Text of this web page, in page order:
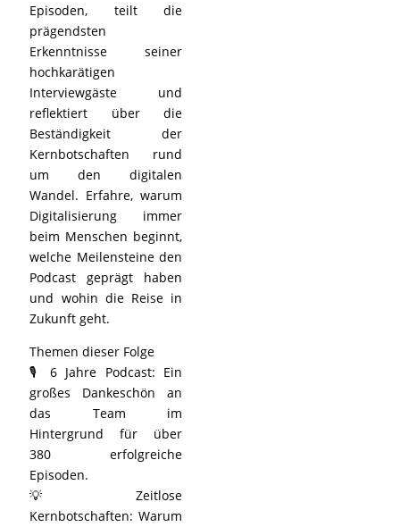
Episoden, teilt die
prägendsten
Erkenntnisse seiner
hochkarätigen
Interviewgäste und
reflektiert über die
Beständigkeit der
Kernbotschaften rund
um den digitalen
Wandel. Erfahre, warum
Digitalisierung immer
beim Menschen beginnt,
welche Meilensteine den
Podcast geprägt haben
und wohin die Reise in
Zukunft geht.
Themen dieser Folge
🎙️ 6 Jahre Podcast: Ein
großes Dankeschön an
das Team im
Hintergrund für über
380 erfolgreiche
Episoden.
💡 Zeitlose
Kernbotschaften: Warum